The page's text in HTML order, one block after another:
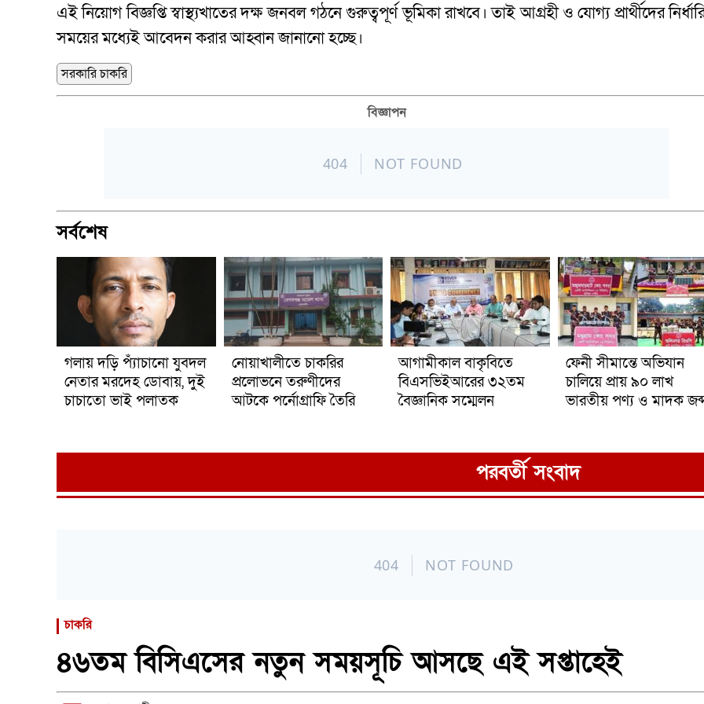
এই নিয়োগ বিজ্ঞপ্তি স্বাস্থ্যখাতের দক্ষ জনবল গঠনে গুরুত্বপূর্ণ ভূমিকা রাখবে। তাই আগ্রহী ও যোগ্য প্রার্থীদের
সময়ের মধ্যেই আবেদন করার আহ্বান জানানো হচ্ছে।
সরকারি চাকরি
বিজ্ঞাপন
সর্বশেষ
গলায় দড়ি প্যাঁচানো যুবদল
নেতার মরদেহ ডোবায়, দুই
চাচাতো ভাই পলাতক
নোয়াখালীতে চাকরির
প্রলোভনে তরুণীদের
আটকে পর্নোগ্রাফি তৈরি
আগামীকাল বাকৃবিতে
বিএসভিইআরের ৩২তম
বৈজ্ঞানিক সম্মেলন
ফেনী সীমান্তে অভিযান
চালিয়ে প্রায় ৯০ লাখ
ভারতীয় পণ্য ও মাদক
পরবর্তী সংবাদ
চাকরি
৪৬তম বিসিএসের নতুন সময়সূচি আসছে এই সপ্তাহেই